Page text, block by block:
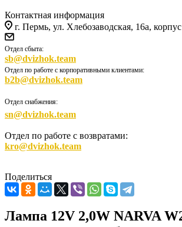
Контактная информация
г. Пермь, ул. Хлебозаводская, 16а,
Отдел сбыта:
sb@dvizhok.team
Отдел по работе с корпоративными клиентами:
b2b@dvizhok.team
Отдел снабжения:
sn@dvizhok.team
Отдел по работе с возвратами:
kro@dvizhok.team
Поделиться
Лампа 12V 2,0W NARVA